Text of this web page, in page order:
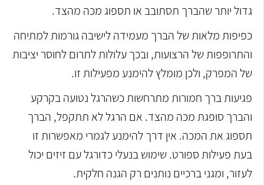
גדול יותר שהברך תסתובב או תספוג מכה מהצד.
כפיפות מלאות של הברך מעמידה לישיבה גורמות למתיחה
והתרופפות של הרצועות, ובכך עלולות לתרום לחוסר יציבות
של המפרק, ולכן מומלץ להימנע מפעילות זו.
פגיעות ברך חמורות מתרחשות כשהרגל נטועה בקרקע
והברך סופגת מכה מהצד. אם הרגל לא תתקפל, הברך
תספוג את המכה. אין דרך להימנע לגמרי מאפשרות זו
בעת פעילות ספורט. שימוש בנעלי כדורגל עם זיזים יכול
לעזור, ומגני ברכיים נותנים רק הגנה חלקית.